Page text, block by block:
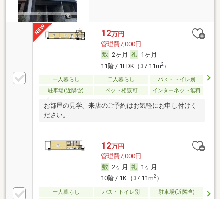
12万円
管理費7,000円
2ヶ月
1ヶ月
11階 / 1LDK（37.11m2）
一人暮らし 二人暮らし
バス・トイレ別
駐車場(近隣含)
ペット相談可 インターネット無料
お部屋の見学、来店のご予約はお気軽にお申し付けく
ださい。
12万円
管理費7,000円
2ヶ月
1ヶ月
10階 / 1K（37.11m2）
一人暮らし バス・トイレ別 駐車場(近隣含)